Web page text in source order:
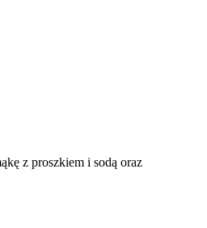
z proszkiem i sodą oraz